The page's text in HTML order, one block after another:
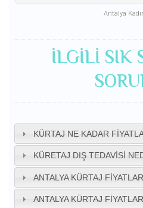
Antalya
ILGILI SIK
KÜRTAJ NE KADAR
KÜRETAJ DIŞ TEDAVISI
ANTALYA KÜRTAJ
ANTALYA KÜRTAJ